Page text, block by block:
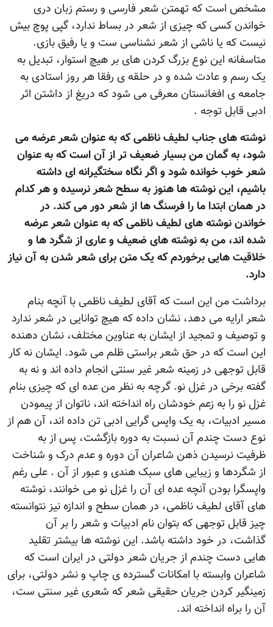
مشخص است که تهمتن شعر فارسی و رستم زبان دری
خواندن کسی که چيزی از شعر در بساط ندارد، گپی پوچ بيش
نيست که يا ناشی از شعر نشناسی ست و يا رفيق بازی.
متاسفانه اين نوع بزرگ کردن های بر هيچ استوار، تبديل به
يک رسم و عادت شده و در حلقه ی رفقا هر روز استادی به
جامعه ی افغانستان معرفی می شود که دريغ از داشتن اثر
ادبی قابل توجه .
نوشته های جناب لطيف ناظمی که به عنوان شعر عرضه می
شود، به گمان من بسيار ضعيف تر از آن است که به عنوان
شعر خوب خوانده شود و اگر نگاه سختگيرانه ای داشته
باشيم، اين نوشته ها هنوز به سطح شعر نرسيده و هر کدام
در همان ابتدا ما را فرسنگ ها از شعر دور می کند. در
خواندن نوشته های لطيف ناظمی که به عنوان شعر عرضه
شده اند، من به نوشته های ضعيف و عاری از شگرد ها و
خلاقيت هایی برخوردم که يک متن برای شعر شدن به آن نياز
دارد.
برداشت من اين است که آقای لطيف ناظمی با آنچه بنام
شعر ارايه می دهد، نشان داده که هيچ توانايی در شعر ندارد
و توصيف و تمجيد از ايشان به عناوين مختلف، نشان دهنده
اين است که در حق شعر براستی ظلم می شود. ايشان نه کار
قابل توجهی در زمينه شعر غیر سنتی انجام داده اند و نه به
گفته برخی در غزل نو. گرچه به نظر من عده ای که چيزی بنام
غزل نو را به زعم خودشان راه انداخته اند، ناتوان از پیمودن
مسیر ادبیات، به يک واپس گرايی ادبی تن داده اند، آن هم از
نوع دست چندم آن نسبت به دوره بازگشت، پس از به
ظرفيت نرسيدن ذهن شاعران آن دوره و عدم درک و شناخت
از شگردها و زيبايی های سبک هندی و عبور از آن . علی رغم
واپسگرا بودن آنچه عده ای آن را غزل نو می خوانند، نوشته
های آقای لطيف ناظمی، در همان سطح و اندازه نيز نتوانسته
چيز قابل توجهی که بتوان نام ادبيات و شعر را بر آن
گذاشت، در خود داشته باشد. اين نوشته ها بيشتر تقليد
هایی دست چندم از جریان شعر دولتی در ايران است که
شاعران وابسته با امکانات گسترده ی چاپ و نشر دولتی، برای
زمینگیر کردن جريان حقيقی شعر که شعری غير سنتی ست،
آن را براه انداخته اند.